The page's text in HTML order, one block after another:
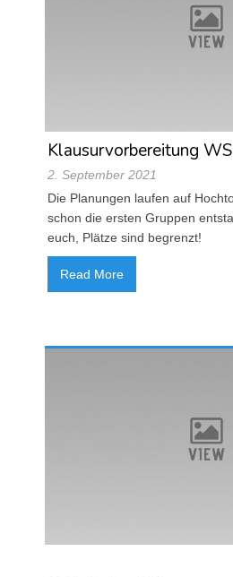
Klausurvorbereitung
2. September 2021
Die Planungen laufen auf
schon die ersten Gruppen
euch, Plätze sind begrenzt!
Read More